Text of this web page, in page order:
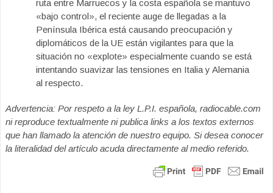
ruta entre Marruecos y la costa española se mantuvo
«bajo control», el reciente auge de llegadas a la
Península Ibérica está causando preocupación y
diplomáticos de la UE están vigilantes para que la
situación no «explote» especialmente cuando se está
intentando suavizar las tensiones en Italia y Alemania
al respecto.
Advertencia: Por respeto a la ley L.P.I. española, radiocable.com
ni reproduce textualmente ni publica links a los textos externos
que han llamado la atención de nuestro equipo. Si desea conocer
la literalidad del artículo acuda directamente al medio referido.